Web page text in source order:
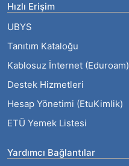
Hızlı Erişim
UBYS
Tanıtım Kataloğu
Kablosuz İnternet (Eduroam)
Destek Hizmetleri
Hesap Yönetimi (EtuKimlik)
ETÜ Yemek Listesi
Yardımcı Bağlantılar